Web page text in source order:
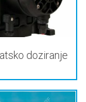
doziranje